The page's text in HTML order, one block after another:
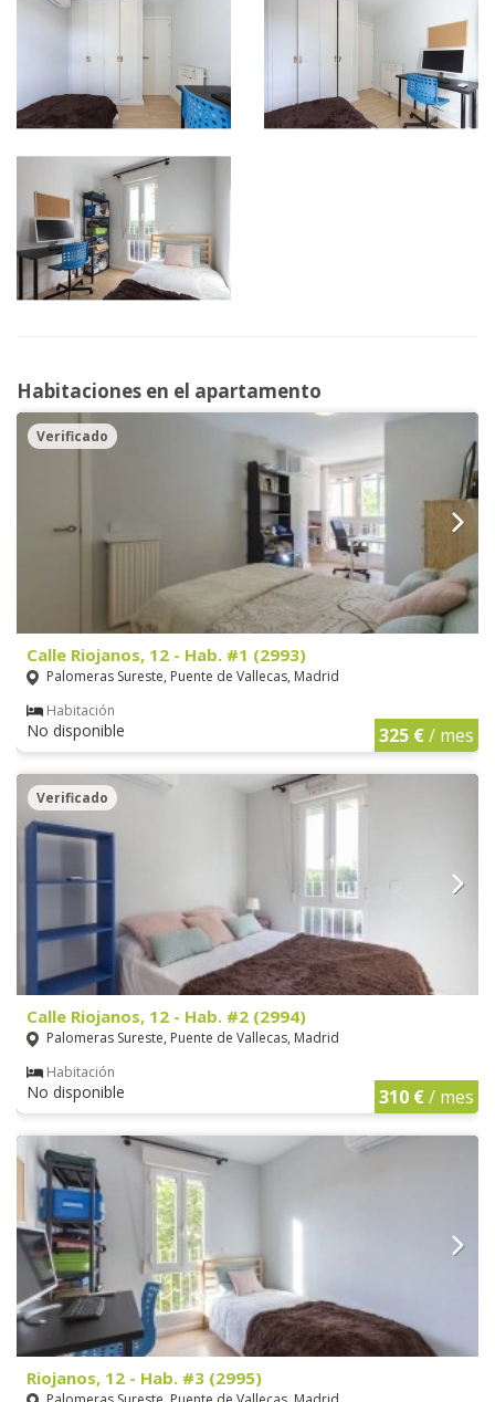
Habitaciones en el apartamento
Verificado
Calle Riojanos, 12 - Hab. #1 (2993)
Palomeras Sureste, Puente de Vallecas, Madrid
Habitación
No disponible 325 €/ mes
Verificado
Calle Riojanos, 12 - Hab. #2 (2994)
Palomeras Sureste, Puente de Vallecas, Madrid
Habitación
No disponible 310 €/ mes
Riojanos, 12 - Hab. #3 (2995)